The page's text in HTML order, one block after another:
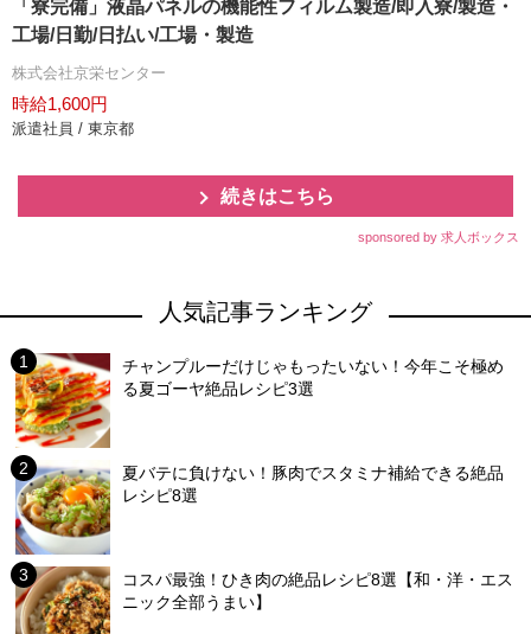
「寮完備」液晶パネルの機能性フィルム製造/即入寮/製造・
工場/日勤/日払い/工場・製造
株式会社京栄センター
時給1,600円
派遣社員 / 東京都
続きはこちら
sponsored by 求人ボックス
人気記事ランキング
チャンプルーだけじゃもったいない！今年こそ極め
る夏ゴーヤ絶品レシピ3選
夏バテに負けない！豚肉でスタミナ補給できる絶品
レシピ8選
コスパ最強！ひき肉の絶品レシピ8選【和・洋・エス
ニック全部うまい】